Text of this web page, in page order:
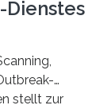
Dienstes
stellt zur